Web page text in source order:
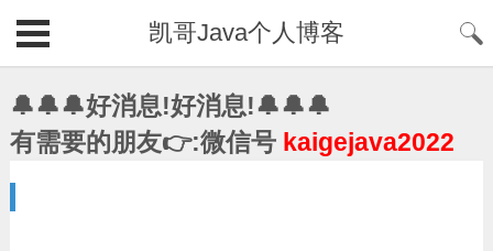
凯哥Java个人博客
🔔🔔🔔好消息!好消息!🔔🔔🔔
有需要的朋友👉:微信号 kaigejava2022